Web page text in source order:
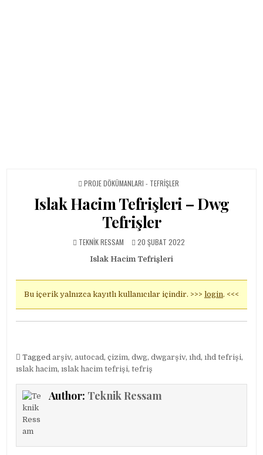
POSTED IN
PROJE DÖKÜMANLARI - TEFRIŞLER
Islak Hacim Tefrişleri – Dwg
Tefrişler
AUTHOR:
TEKNIK RESSAM PUBLISHED DATE:
20 ŞUBAT 2022
Islak Hacim Tefrişleri
Bu içerik yalnızca kayıtlı kullanıcılar içindir. >>> login. <<<
Taggedarşiv,autocad,çizim,dwg,dwgarşiv,ıhd,ıhd tefrişi,
ıslak hacim,ıslak hacim tefrişi,tefriş
Author: Teknik Ressam